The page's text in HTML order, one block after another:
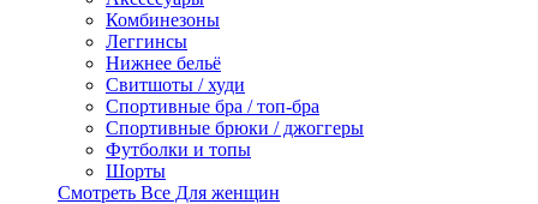
Комбинезоны
Леггинсы
Нижнее бельё
Свитшоты / худи
Спортивные бра / топ-бра
Спортивные брюки / джоггеры
Футболки и топы
Шорты
Смотреть Все Для женщин